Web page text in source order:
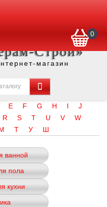
0
Строй»
магазин
E F G H I
J
R S T U V
W
Т У Ш
ванной
пола
кухни